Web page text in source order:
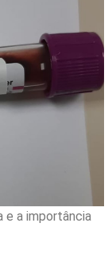
e a importância